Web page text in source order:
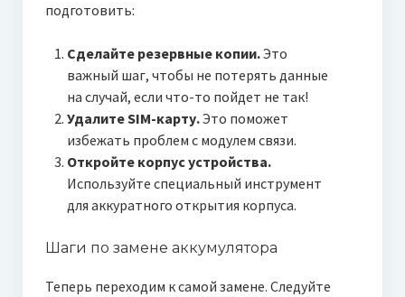
подготовить:
Сделайте резервные копии.Это
важный шаг, чтобы не потерять данные
на случай, если что-то пойдет не так!
Удалите SIM-карту.Это поможет
избежать проблем с модулем связи.
Откройте корпус устройства.
Используйте специальный инструмент
для аккуратного открытия корпуса.
Шаги по замене аккумулятора
Теперь переходим к самой замене. Следуйте